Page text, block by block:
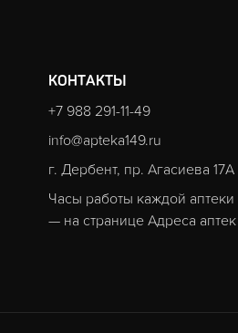
КОНТАКТЫ
+7 988 291-11-49
info@apteka149.ru
г. Дербент, пр. Агасиева 17А
Часы работы каждой аптеки
— на странице Адреса аптек